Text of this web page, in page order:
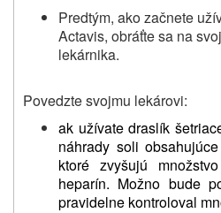
Predtým, ako začnete
Actavis, obráťte sa na
lekárnika.
Povedzte svojmu lekárovi:
ak užívate draslík
náhrady soli
ktoré zvyšujú
heparín. Možno bude
pravidelne kontroloval